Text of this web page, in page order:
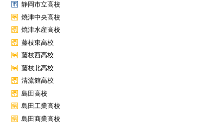
静岡市立高校
焼津中央高校
焼津水産高校
藤枝東高校
藤枝西高校
藤枝北高校
清流館高校
島田高校
島田工業高校
島田商業高校